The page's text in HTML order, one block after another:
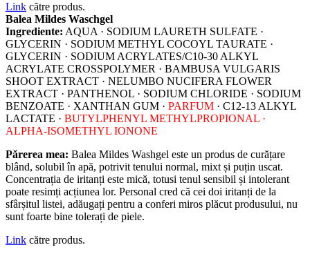
Link către produs.
Balea Mildes Waschgel
Ingrediente: AQUA · SODIUM LAURETH SULFATE ·
GLYCERIN · SODIUM METHYL COCOYL TAURATE ·
GLYCERIN · SODIUM ACRYLATES/C10-30 ALKYL
ACRYLATE CROSSPOLYMER · BAMBUSA VULGARIS
SHOOT EXTRACT · NELUMBO NUCIFERA FLOWER
EXTRACT · PANTHENOL · SODIUM CHLORIDE · SODIUM
BENZOATE · XANTHAN GUM · PARFUM · C12-13 ALKYL
LACTATE · BUTYLPHENYL METHYLPROPIONAL ·
ALPHA-ISOMETHYL IONONE
Părerea mea: Balea Mildes Washgel este un produs de curățare
blând, solubil în apă, potrivit tenului normal, mixt și puțin uscat.
Concentrația de iritanți este mică, totusi tenul sensibil și intolerant
poate resimți acțiunea lor. Personal cred că cei doi iritanți de la
sfârșitul listei, adăugați pentru a conferi miros plăcut produsului, nu
sunt foarte bine tolerați de piele.
Link către produs.